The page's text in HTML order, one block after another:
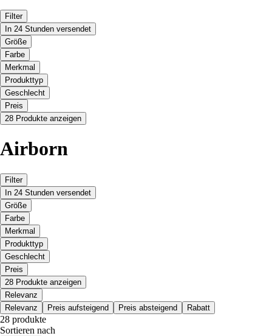
Filter
In 24 Stunden versendet
Größe
Farbe
Merkmal
Produkttyp
Geschlecht
Preis
28 Produkte anzeigen
Airborn
Filter
In 24 Stunden versendet
Größe
Farbe
Merkmal
Produkttyp
Geschlecht
Preis
28 Produkte anzeigen
Relevanz
Relevanz
Preis aufsteigend Preis absteigend Rabatt
28 produkte
Sortieren nach